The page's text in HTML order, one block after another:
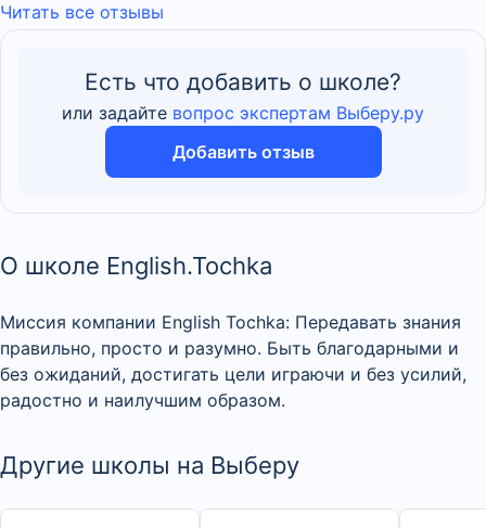
Читать все отзывы
Есть что добавить о школе?
или задайте вопрос экспертам Выберу.ру
Добавить отзыв
О школе English.Tochka
Миссия компании English Tochka: Передавать знания
правильно, просто и разумно. Быть благодарными и
без ожиданий, достигать цели играючи и без усилий,
радостно и наилучшим образом.
Другие школы на Выберу